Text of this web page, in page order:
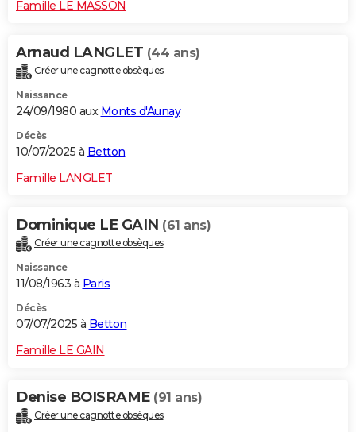
Famille LE MASSON
Arnaud LANGLET (44 ans)
Créer une cagnotte obsèques
Naissance
24/09/1980 aux Monts d'Aunay
Décès
10/07/2025 à Betton
Famille LANGLET
Dominique LE GAIN (61 ans)
Créer une cagnotte obsèques
Naissance
11/08/1963 à Paris
Décès
07/07/2025 à Betton
Famille LE GAIN
Denise BOISRAME (91 ans)
Créer une cagnotte obsèques